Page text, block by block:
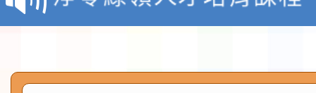
檢送桃園市115學年度
及師生本土語及新住民
115年食農教育專業人